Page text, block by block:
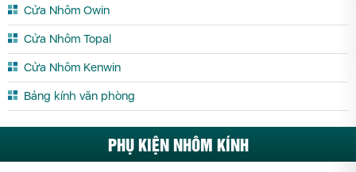
Cửa Nhôm Xingfa Trà Vinh
Cửa Nhôm Xingfa Vĩnh Long Cửa Nhôm Xingfa Vĩnh Phúc
Cửa Nhôm Xingfa Yên Bái
Cửa Nhôm Owin
Cửa Nhôm Topal
Cửa Nhôm Kenwin
Bảng kính văn phòng
PHỤ KIỆN NHÔM KÍNH